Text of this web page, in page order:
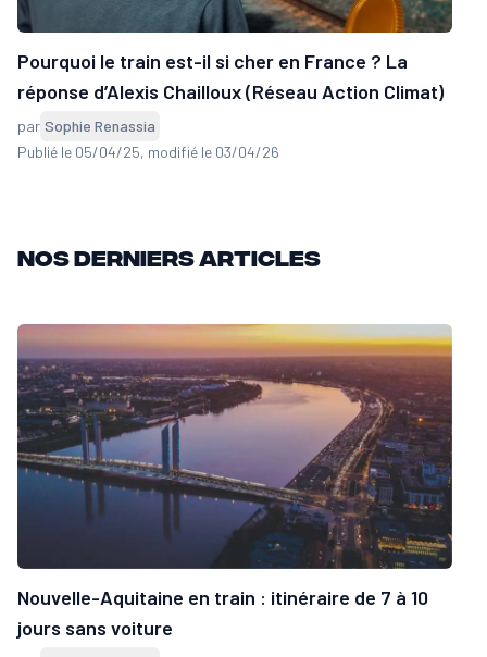
Pourquoi le train est-il si cher en France ? La
réponse d’Alexis Chailloux (Réseau Action Climat)
par Sophie Renassia
Publié le 05/04/25, modifié le 03/04/26
Nos derniers articles
Nouvelle-Aquitaine en train : itinéraire de 7 à 10
jours sans voiture